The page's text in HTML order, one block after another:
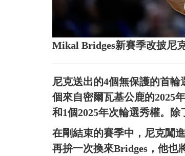
Mikal Bridges新賽季改披尼
尼克送出的4個無保護的首輪
個來自密爾瓦基公鹿的2025
和1個2025年次輪選秀權。除
在剛結束的賽季中，尼克闖
再拚一次換來Bridges，他也